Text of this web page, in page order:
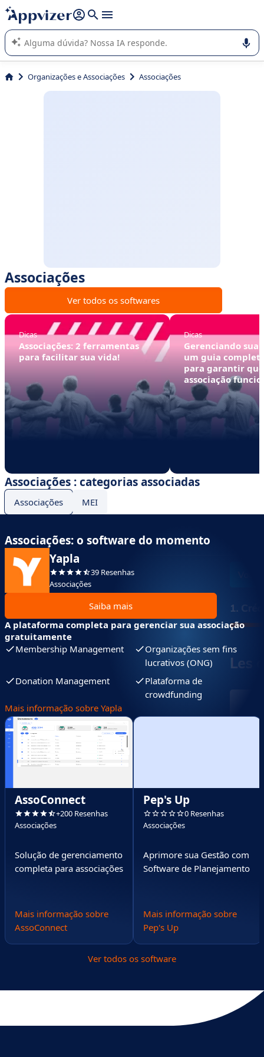
de nossa IA (várias linhas com
A IA do Appvizer o orienta no uso ou na seleção de software
SaaS para sua empresa.
Organizações e Associações Associações
Associações
Ver todos os softwares
Dicas
Associações: 2 ferramentas
para facilitar sua vida!
Dicas
Gerenciando sua
um guia
para garantir
associação
problemas (e
Associações : categorias associadas
Associações MEI
Associações: o software do momento
Yapla
39 Resenhas
Associações
Saiba mais
A plataforma completa para gerenciar sua associação
gratuitamente
Membership Management
Organizações sem fins
lucrativos (ONG)
Donation Management
Plataforma de
crowdfunding
Mais informação sobre Yapla
AssoConnect
+200 Resenhas
Associações
Solução de gerenciamento
completa para associações
Mais informação sobre
AssoConnect
Pep's Up
0 Resenhas
Associações
Aprimore sua Gestão com
Software de Planejamento
Mais informação sobre
Pep's Up
Ver todos os software